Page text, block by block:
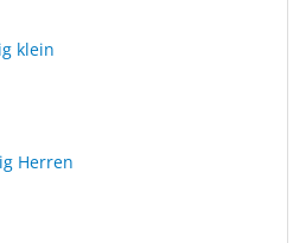
klein
Überbrille Eckig klein